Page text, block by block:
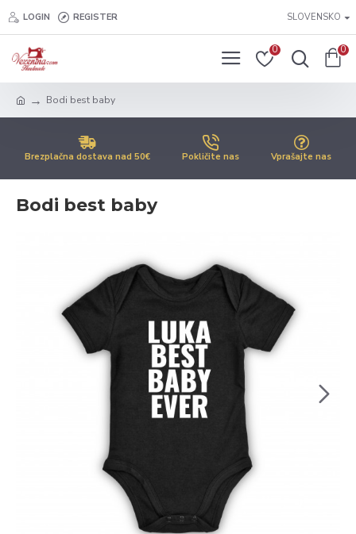
LOGIN REGISTER SLOVENSKO
0 0
Bodi best baby
Brezplačna dostava nad 50€ Pokličite nas Vprašajte nas
Bodi best baby